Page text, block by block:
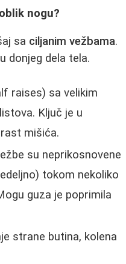
nogu?
sa ciljanim vežbama.
donjeg dela tela.
raises) sa velikim
Ključ je u
mišića.
su neprikosnovene
tokom nekoliko
guza je poprimila
strane butina, kolena